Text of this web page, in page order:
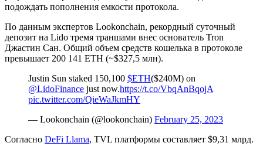
подождать пополнения емкости протокола.
По данным экспертов Lookonchain, рекордный суточный
депозит на Lido тремя траншами внес основатель Tron
Джастин Сан. Общий объем средств кошелька в протоколе
превышает 200 141 ETH (~$327,5 млн).
Justin Sun staked 150,100 $ETH($240M) on
@LidoFinance just now.https://t.co/VbqAnBqojA
pic.twitter.com/QieWaJkmHY
— Lookonchain (@lookonchain) February 25, 2023
Согласно DeFi Llama, TVL платформы составляет $9,31 млрд.